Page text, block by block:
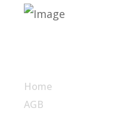
Home
AGB